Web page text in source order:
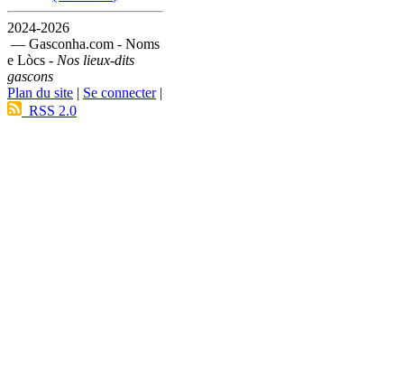
2024-2026
— Gasconha.com - Noms
e Lòcs - Nos lieux-dits
gascons
Plan du site | Se connecter|
RSS 2.0